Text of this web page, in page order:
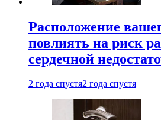
Расположение
повлиять на риск
сердечной
2 года спустя2 года спустя